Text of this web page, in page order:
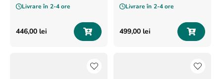
Livrare în 2-4 ore
446,00 lei
Livrare în 2-4 ore
499,00 lei